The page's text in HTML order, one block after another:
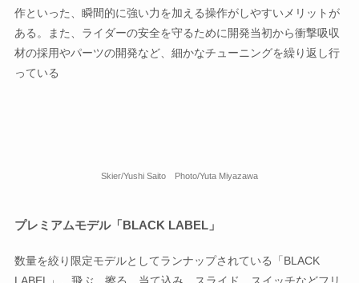
作といった、瞬間的に強い力を加える操作がしやすいメリットが
ある。また、ライダーの安全を守るために開発当初から衝撃吸収
材の採用やパーツの開発など、細かなチューニングを繰り返し行
っている
Skier/Yushi Saito Photo/Yuta Miyazawa
プレミアムモデル「BLACK LABEL」
数量を絞り限定モデルとしてランナップされている「BLACK